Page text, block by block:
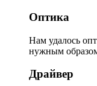
Оптика
Нам удалось
нужным
Драйвер